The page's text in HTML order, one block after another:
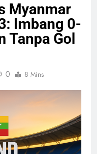
Myanmar
Imbang 0-
Tanpa Gol
0 8 Mins